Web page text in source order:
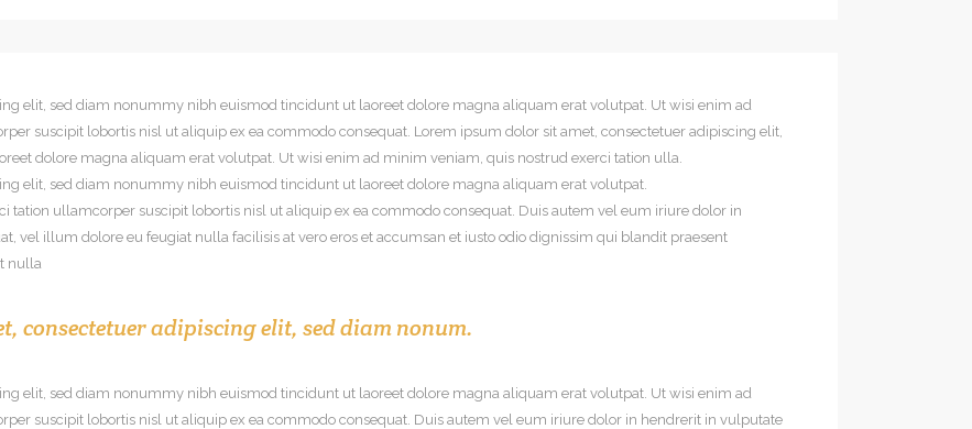
elit, sed diam nonummy nibh euismod tincidunt ut laoreet dolore magna aliquam erat volutpat. Ut wisi enim ad
suscipit lobortis nisl ut aliquip ex ea commodo consequat. Lorem ipsum dolor sit amet, consectetuer adipiscing elit,
dolore magna aliquam erat volutpat. Ut wisi enim ad minim veniam, quis nostrud exerci tation ulla.
elit, sed diam nonummy nibh euismod tincidunt ut laoreet dolore magna aliquam erat volutpat.
tation ullamcorper suscipit lobortis nisl ut aliquip ex ea commodo consequat. Duis autem vel eum iriure dolor in
vel illum dolore eu feugiat nulla facilisis at vero eros et accumsan et iusto odio dignissim qui blandit praesent
nulla
consectetuer adipiscing elit, sed diam nonum.
elit, sed diam nonummy nibh euismod tincidunt ut laoreet dolore magna aliquam erat volutpat. Ut wisi enim ad
suscipit lobortis nisl ut aliquip ex ea commodo consequat. Duis autem vel eum iriure dolor in hendrerit in vulputate